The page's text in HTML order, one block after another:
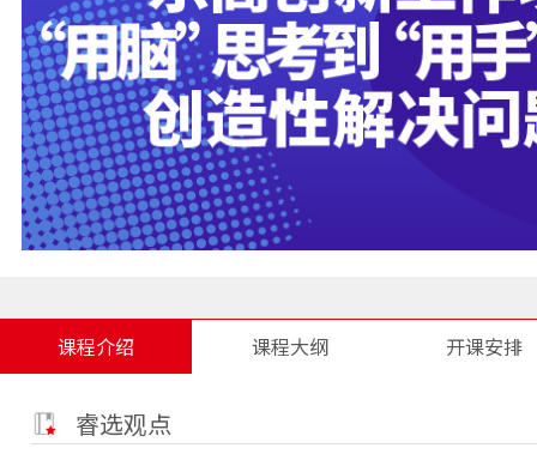
课程介绍 课程大纲 开课安排
睿选观点